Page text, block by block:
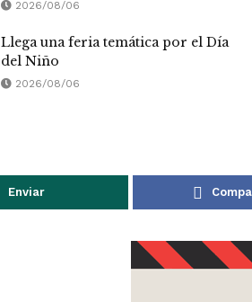
2026/08/06
Llega una feria temática por el Día
del Niño
2026/08/06
Enviar